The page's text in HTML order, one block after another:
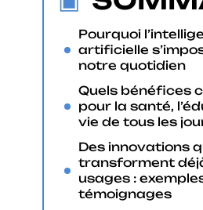
Pourquoi
artificielle
notre quotidien
Quels bénéfices
pour la santé,
vie de tous les
Des innovations
transforment
usages :
témoignages